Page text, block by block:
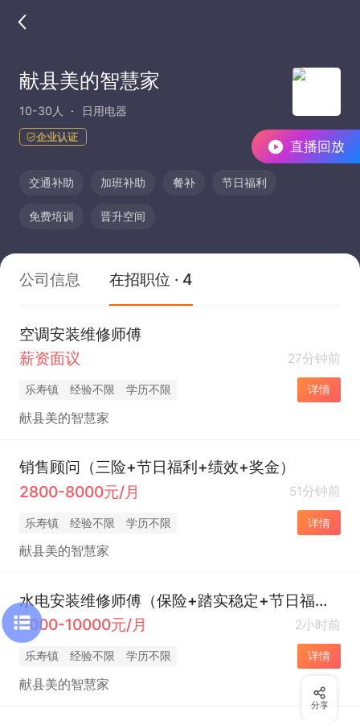
直播回放
献县美的智慧家
10-30人 日用电器
企业认证
交通补助 加班补助 餐补 节日福利
免费培训 晋升空间
公司信息 在招职位 · 4
空调安装维修师傅
薪资面议
27分钟前
乐寿镇 经验不限 学历不限 详情
献县美的智慧家
销售顾问（三险+节日福利+绩效+奖金）
2800-8000元/月
51分钟前
乐寿镇 经验不限 学历不限 详情
献县美的智慧家
水电安装维修师傅（保险+踏实稳定+节日福利）
5000-10000元/月
2小时前
乐寿镇 经验不限 学历不限 详情
献县美的智慧家
分享